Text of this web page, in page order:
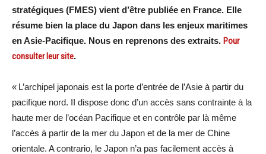
stratégiques (FMES) vient d’être publiée en France. Elle
résume bien la place du Japon dans les enjeux maritimes
en Asie-Pacifique. Nous en reprenons des extraits. Pour
consulter leur site.
« L’archipel japonais est la porte d’entrée de l’Asie à partir du
pacifique nord. II dispose donc d’un accès sans contrainte à la
haute mer de l’océan Pacifique et en contrôle par là même
l’accès à partir de la mer du Japon et de la mer de Chine
orientale. A contrario, le Japon n’a pas facilement accès à